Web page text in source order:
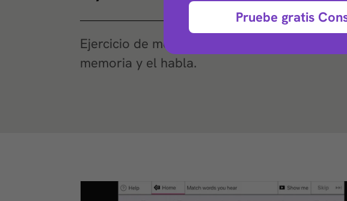
Ejercicio de memoria auditiva que ayuda con
memoria y el habla.
Pruebe gratis